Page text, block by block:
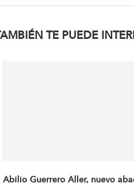
TE PUEDE
Abilio Guerrero Aller, nuevo